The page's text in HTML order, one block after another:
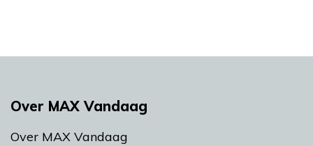
Over MAX Vandaag
Over MAX Vandaag